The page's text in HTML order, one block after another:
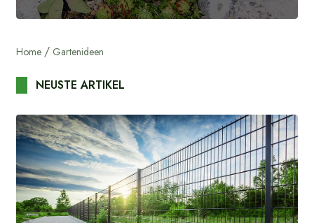
Home Gartenideen
NEUSTE ARTIKEL